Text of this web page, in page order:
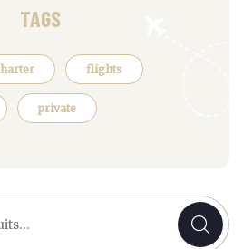
TAGS
flights
private